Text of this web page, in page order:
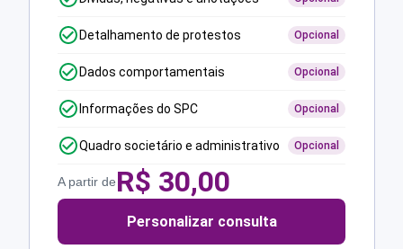
Detalhamento de protestos Opcional
Dados comportamentais Opcional
Informações do SPC Opcional
Quadro societário e administrativo Opcional
A partir deR$ 30,00
Personalizar consulta